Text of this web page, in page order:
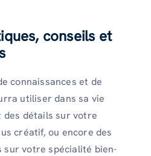
conseils et
connaissances et de
utiliser dans sa vie
des détails sur votre
créatif, ou encore des
sur votre spécialité bien-